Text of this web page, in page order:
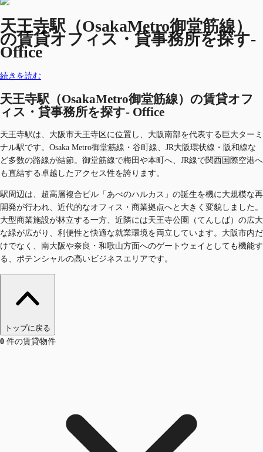
天王寺駅（OsakaMetro御堂筋線）
の賃貸オフィス・貸事務所を探す-
Office
続きを読む
天王寺駅（OsakaMetro御堂筋線）の賃貸オフ
ィス・貸事務所を探す- Office
天王寺駅は、大阪市天王寺区に位置し、大阪南部を代表する巨大ターミ
ナル駅です。Osaka Metro御堂筋線・谷町線、JR大阪環状線・阪和線な
ど多数の路線が結節。御堂筋線で梅田や本町へ、JR線で関西国際空港へ
も直結する卓越したアクセス性を誇ります。
駅周辺は、超高層複合ビル「あべのハルカス」の誕生を機に大規模な再
開発が行われ、近代的なオフィス・商業拠点へと大きく変貌しました。
大型商業施設が林立する一方、近隣には天王寺公園（てんしば）の広大
な緑が広がり、利便性と快適な就業環境を両立しています。大阪市内だ
けでなく、南大阪や奈良・和歌山方面へのゲートウェイとしても機能す
る、ポテンシャルの高いビジネスエリアです。
トップに戻る
0 件の賃貸物件